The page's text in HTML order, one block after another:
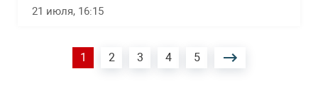
21 июля, 16:15
Текущая
1 Страница
2 Страница
3 Страница
4 Страница
5